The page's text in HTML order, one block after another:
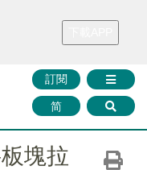
財華證券 媒體矩陣
訂閱
简
塊拉